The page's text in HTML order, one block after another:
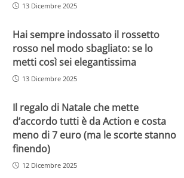
13 Dicembre 2025
Hai sempre indossato il rossetto
rosso nel modo sbagliato: se lo
metti così sei elegantissima
13 Dicembre 2025
Il regalo di Natale che mette
d’accordo tutti è da Action e costa
meno di 7 euro (ma le scorte stanno
finendo)
12 Dicembre 2025